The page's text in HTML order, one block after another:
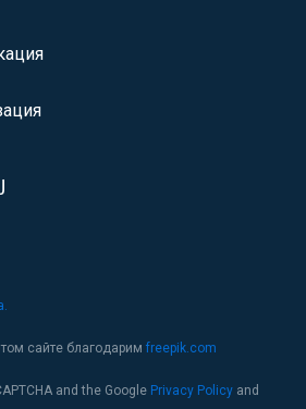
сайте благодарим freepik.com
and the Google Privacy Policy and